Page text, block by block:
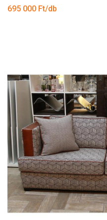
695 000 Ft/db